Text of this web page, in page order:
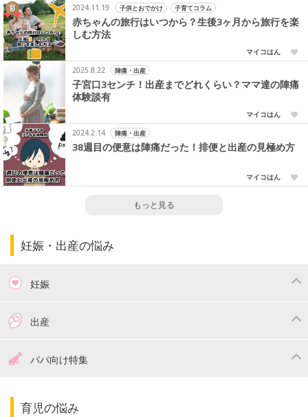
2024.11.19
子供とおでかけ 子育てコラム
赤ちゃんの旅行はいつから？生後3ヶ月から旅行を楽
しむ方法
マイコはん
2025.8.22
陣痛・出産
子宮口3センチ！出産までどれくらい？ママ達の陣痛
体験談有
マイコはん
2024.2.14
陣痛・出産
38週目の便意は陣痛だった！排便と出産の見極め方
マイコはん
もっと見る
妊娠・出産の悩み
妊娠
つわり
妊娠中の食事
出産
出産準備パパ向け特集
パパ向け特集
育児の悩み